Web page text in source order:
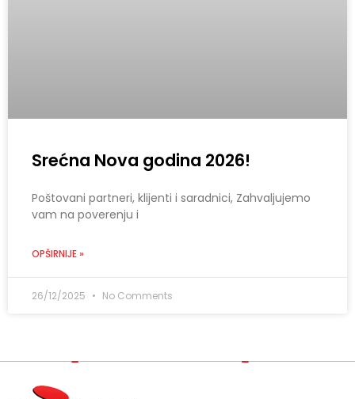
Srećna Nova godina 2026!
Poštovani partneri, klijenti i saradnici, Zahvaljujemo
vam na poverenju i
OPŠIRNIJE »
26/12/2025 No Comments